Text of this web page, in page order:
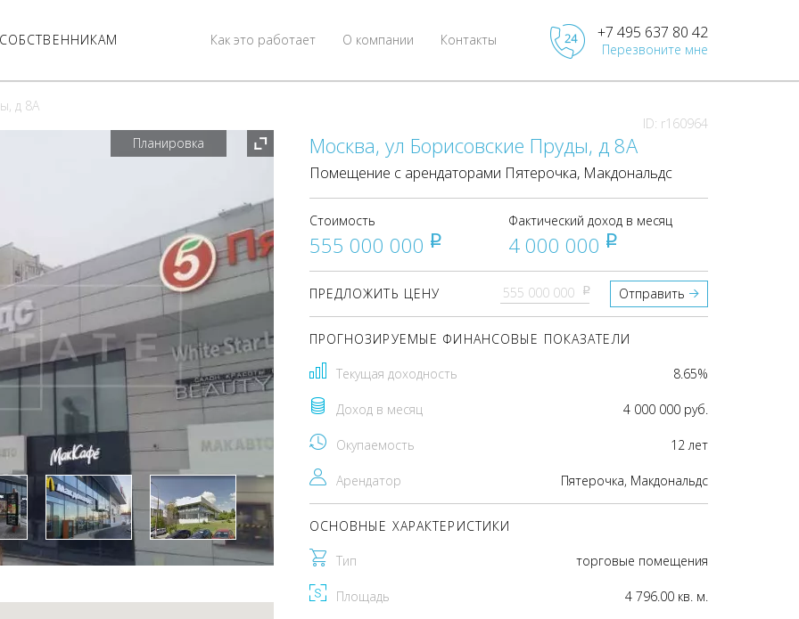
Контакты
О компании
Как это работает +7 495 637 80 42
Перезвоните мне
д 8А
ID: r160964
Планировка
Москва, ул Борисовские Пруды, д 8А
Помещение с арендаторами Пятерочка, Макдональдс
Стоимость
555 000 000 pуб
Фактический доход в месяц
4 000 000 pуб
ПРЕДЛОЖИТЬ ЦЕНУ pуб Отправить
ПРОГНОЗИРУЕМЫЕ ФИНАНСОВЫЕ ПОКАЗАТЕЛИ
Текущая доходность 8.65%
Доход в месяц 4 000 000 руб.
Окупаемость 12 лет
Арендатор Пятерочка, Макдональдс
ОСНОВНЫЕ ХАРАКТЕРИСТИКИ
Тип торговые помещения
Площадь 4 796.00 кв. м.